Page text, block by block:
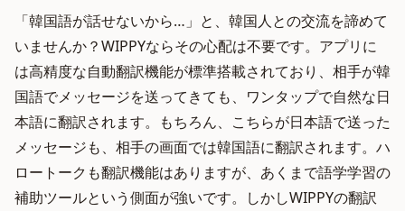
「韓国語が話せないから…」と、韓国人との交流を諦めて
いませんか？WIPPYならその心配は不要です。アプリに
は高精度な自動翻訳機能が標準搭載されており、相手が韓
国語でメッセージを送ってきても、ワンタップで自然な日
本語に翻訳されます。もちろん、こちらが日本語で送った
メッセージも、相手の画面では韓国語に翻訳されます。ハ
ロートークも翻訳機能はありますが、あくまで語学学習の
補助ツールという側面が強いです。しかしWIPPYの翻訳